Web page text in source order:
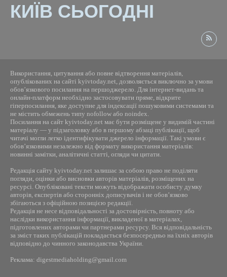
КИЇВ СЬОГОДНІ
Використання, цитування або повне відтворення матеріалів,
опублікованих на сайті kyivtoday.net, дозволяється виключно за умови
обов’язкового посилання на першоджерело. Для інтернет-видань та
онлайн-платформ необхідно застосовувати пряме, відкрите
гіперпосилання, яке доступне для індексації пошуковими системами та
не містить обмежень типу nofollow або noindex.
Посилання на сайт kyivtoday.net має бути розміщене у видимій частині
матеріалу — у підзаголовку або в першому абзаці публікації, щоб
читачі могли легко ідентифікувати джерело інформації. Такі умови є
обов’язковими незалежно від формату використання матеріалів:
новинні замітки, аналітичні статті, огляди чи цитати.
Редакція сайту kyivtoday.net залишає за собою право не поділяти
погляди, оцінки або висновки авторів матеріалів, розміщених на
ресурсі. Опубліковані тексти можуть відображати особисту думку
авторів, експертів або сторонніх дописувачів і не обов’язково
збігаються з офіційною позицією редакції.
Редакція не несе відповідальності за достовірність, повноту або
наслідки використання інформації, викладеної в матеріалах,
підготовлених авторами чи партнерами ресурсу. Вся відповідальність
за зміст таких публікацій покладається безпосередньо на їхніх авторів
відповідно до чинного законодавства України.
Реклама: digestmediaholding@gmail.com